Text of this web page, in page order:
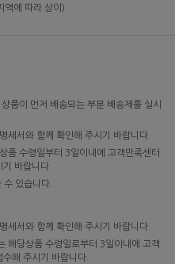
역에 따라 상이)
품이 먼저 배송되는 부분 배송제를 실시
세서와 함께 확인해 주시기 바랍니다.
품 수령일부터 3일이내에 고객만족센터
바랍니다.
있습니다.
세서와 함께 확인해 주시기 바랍니다.
해당상품 수령일로부터 3일이내에 고객
해 주시기 바랍니다.